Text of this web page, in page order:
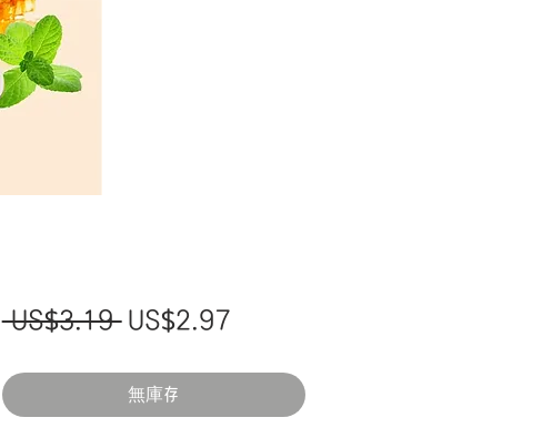
US$3.19 一
價
格
US$2.97促
格
無庫存